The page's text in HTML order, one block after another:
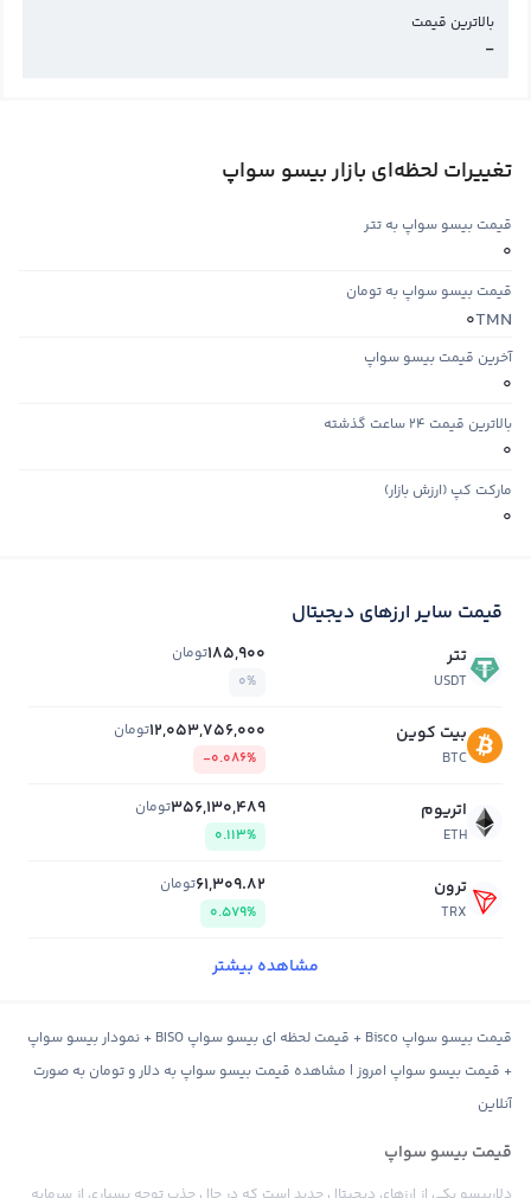
بالاترین قیمت
-
تغییرات لحظه‌ای بازار بیسو سواپ
قیمت بیسو سواپ به تتر
0
قیمت بیسو سواپ به تومان
TMN
0
آخرین قیمت بیسو سواپ
0
بالاترین قیمت ۲۴ ساعت گذشته
0
مارکت کپ (ارزش بازار)
0
قیمت سایر ارزهای دیجیتال
تتر
USDT
185,900تومان
0%
بیت کوین
BTC
12,053,756,000تومان
-0.086%
اتریوم
ETH
356,130,489تومان
0.113%
ترون
TRX
61,309.82تومان
0.579%
مشاهده بیشتر
قیمت بیسو سواپ Bisco + قیمت لحظه ای بیسو سواپ BISO + نمودار بیسو سواپ
+ قیمت بیسو سواپ امروز | مشاهده قیمت بیسو سواپ به دلار و تومان به صورت
آنلاین
قیمت بیسو سواپ